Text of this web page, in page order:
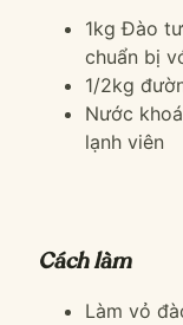
1kg Đào
chuẩn bị
1/2kg
Nước
lạnh viên
Cách làm
Làm vỏ